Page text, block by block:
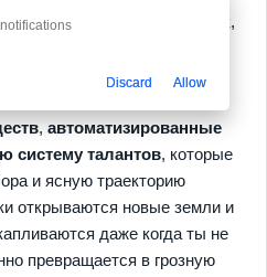
из 24 предустановок,
с мощными талантами и
сессия приносит
ключевых особенностей
, автоматизированные
систему талантов, которые
и ясную траекторию
открываются новые земли и
даже когда ты не
превращается в грозную
Discard Allow